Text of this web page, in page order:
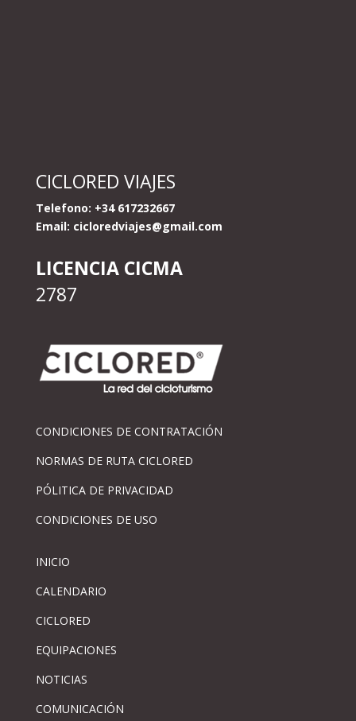
CICLORED VIAJES
Telefono: +34 617232667
Email: cicloredviajes@gmail.com
LICENCIA CICMA
2787
CONDICIONES DE CONTRATACIÓN
NORMAS DE RUTA CICLORED
PÓLITICA DE PRIVACIDAD
CONDICIONES DE USO
INICIO
CALENDARIO
CICLORED
EQUIPACIONES
NOTICIAS
COMUNICACIÓN